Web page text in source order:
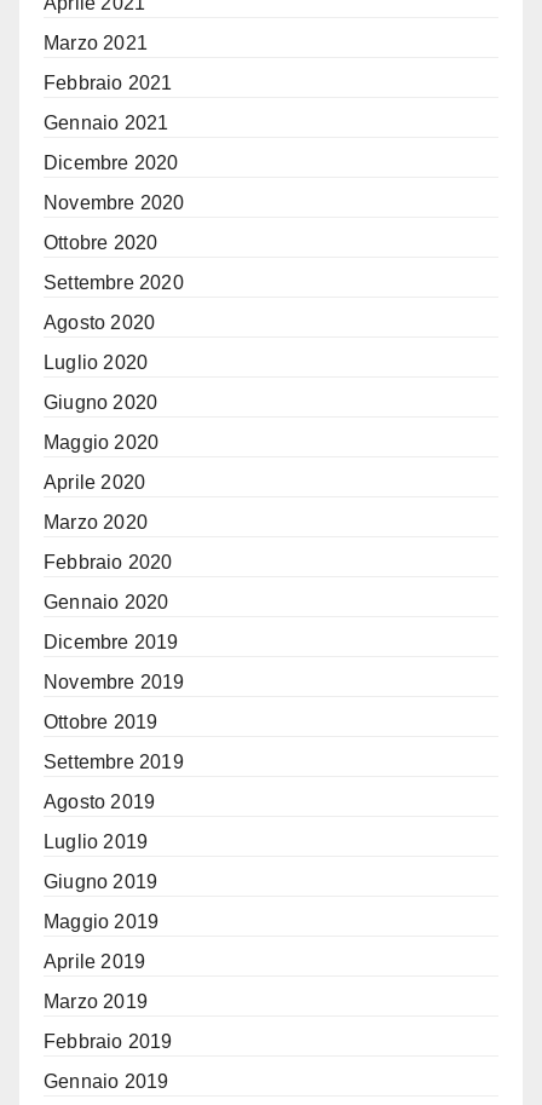
Marzo 2021
Febbraio 2021
Gennaio 2021
Dicembre 2020
Novembre 2020
Ottobre 2020
Settembre 2020
Agosto 2020
Luglio 2020
Giugno 2020
Maggio 2020
Aprile 2020
Marzo 2020
Febbraio 2020
Gennaio 2020
Dicembre 2019
Novembre 2019
Ottobre 2019
Settembre 2019
Agosto 2019
Luglio 2019
Giugno 2019
Maggio 2019
Aprile 2019
Marzo 2019
Febbraio 2019
Gennaio 2019